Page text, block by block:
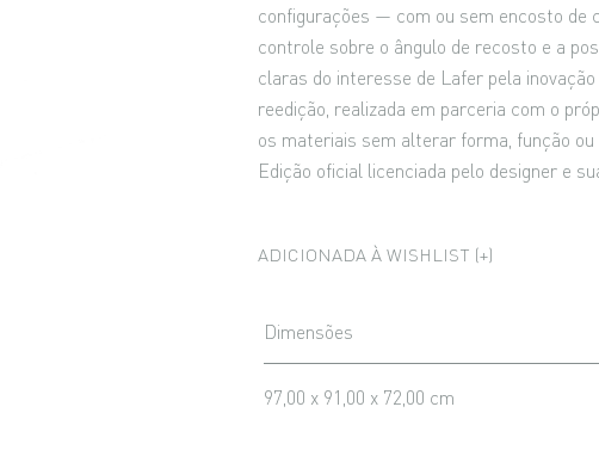
configurações — com ou sem encosto de
controle sobre o ângulo de recosto e a
claras do interesse de Lafer pela
reedição, realizada em parceria com o
os materiais sem alterar forma, função ou
Edição oficial licenciada pelo designer e
ADICIONADA À WISHLIST (+)
Dimensões
97,00 x 91,00 x 72,00 cm